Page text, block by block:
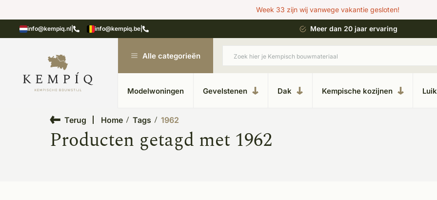
Week 33 zijn wij vanwege vakantie gesloten!
info@kempiq.nl info@kempiq.be
in Kesteren Unieke materialen in kempische bouwstijl Meer dan 20 jaar ervaring
Alle categorieën
Modelwoningen Gevelstenen Dak Kempische kozijnen
Terug Home Tags 1962
Producten getagd met 1962